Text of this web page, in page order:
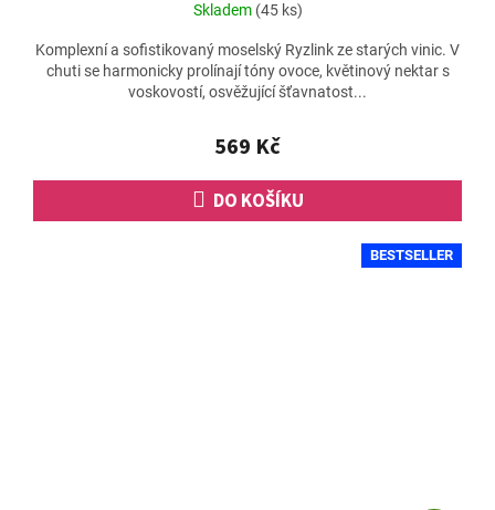
Skladem (45 ks)
569 Kč
DO KOŠÍKU
Komplexní a sofistikovaný moselský Ryzlink ze starých vinic. V
chuti se harmonicky prolínají tóny ovoce, květinový nektar s
voskovostí, osvěžující šťavnatost...
BESTSELLER